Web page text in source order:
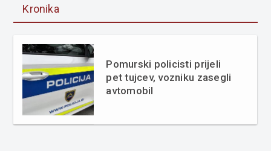
Kronika
Pomurski policisti prijeli
pet tujcev, vozniku zasegli
avtomobil